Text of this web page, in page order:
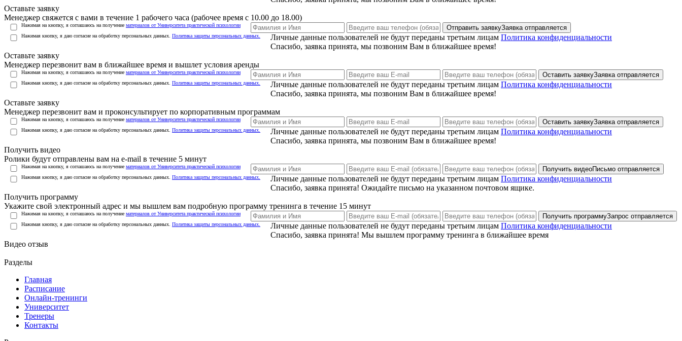
Оставьте заявку
Менеджер свяжется с вами в течение 1 рабочего часа (рабочее время с 10.00 до 18.00)
Нажимая на кнопку, я соглашаюсь на получение материалов от Университета практической психологии
Нажимая кнопку, я даю согласие на обработку персональных данных. Политика защиты персональных данных.
Отправить заявкуЗаявка отправляется
Личные данные пользователей не будут переданы третьим лицам Политика конфиденциальности
Спасибо, заявка принята, мы позвоним Вам в ближайшее время!
Оставьте заявку
Менеджер перезвонит вам в ближайшее время и вышлет условия аренды
Нажимая на кнопку, я соглашаюсь на получение материалов от Университета практической психологии
Нажимая кнопку, я даю согласие на обработку персональных данных. Политика защиты персональных данных.
Оставить заявкуЗаявка отправляется
Личные данные пользователей не будут переданы третьим лицам Политика конфиденциальности
Спасибо, заявка принята, мы позвоним Вам в ближайшее время!
Оставьте заявку
Менеджер перезвонит вам и проконсультирует по корпоративным программам
Нажимая на кнопку, я соглашаюсь на получение материалов от Университета практической психологии
Нажимая кнопку, я даю согласие на обработку персональных данных. Политика защиты персональных данных.
Оставить заявкуЗаявка отправляется
Личные данные пользователей не будут переданы третьим лицам Политика конфиденциальности
Спасибо, заявка принята, мы позвоним Вам в ближайшее время!
Получить видео
Ролики будут отправлены вам на e-mail в течение 5 минут
Нажимая на кнопку, я соглашаюсь на получение материалов от Университета практической психологии
Нажимая кнопку, я даю согласие на обработку персональных данных. Политика защиты персональных данных.
Получить видеоПисьмо отправляется
Личные данные пользователей не будут переданы третьим лицам Политика конфиденциальности
Спасибо, заявка принята! Ожидайте письмо на указанном почтовом ящике.
Получить программу
Укажите свой электронный адрес и мы вышлем вам подробную программу тренинга в течение 15 минут
Нажимая на кнопку, я соглашаюсь на получение материалов от Университета практической психологии
Нажимая кнопку, я даю согласие на обработку персональных данных. Политика защиты персональных данных.
Получить программуЗапрос отправляется
Личные данные пользователей не будут переданы третьим лицам Политика конфиденциальности
Спасибо, заявка принята! Мы вышлем программу тренинга в ближайшее время
Видео отзыв
Разделы
Главная
Расписание
Онлайн-тренинги
Университет
Тренеры
Контакты